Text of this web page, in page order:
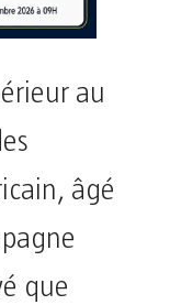
au
âgé
que